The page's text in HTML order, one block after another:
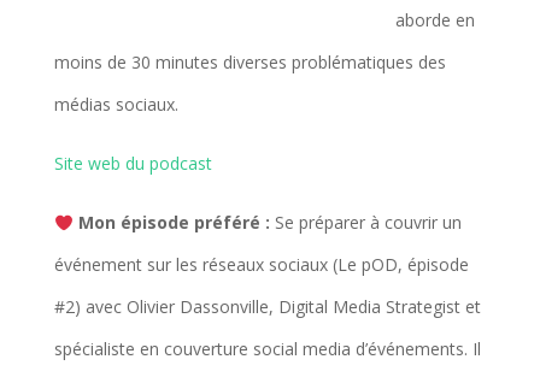
aborde en
moins de 30 minutes diverses problématiques des
médias sociaux.
Site web du podcast
Mon épisode préféré : Se préparer à couvrir un
événement sur les réseaux sociaux (Le pOD, épisode
#2) avec Olivier Dassonville, Digital Media Strategist et
spécialiste en couverture social media d’événements. Il